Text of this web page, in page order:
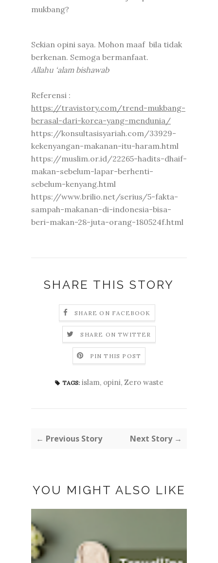
mukbang?
Sekian opini saya. Mohon maaf bila tidak
berkenan. Semoga bermanfaat.
Allahu ‘alam bishawab
Referensi :
https://travistory.com/trend-mukbang-
berasal-dari-korea-yang-mendunia/
https://konsultasisyariah.com/33929-
kekenyangan-makanan-itu-haram.html
https://muslim.or.id/22265-hadits-dhaif-
makan-sebelum-lapar-berhenti-
sebelum-kenyang.html
https://www.brilio.net/serius/5-fakta-
sampah-makanan-di-indonesia-bisa-
beri-makan-28-juta-orang-180524f.html
SHARE THIS STORY
SHARE ON FACEBOOK
SHARE ON TWITTER
PIN THIS POST
TAGS: islam, opini, Zero waste
← Previous Story Next Story →
YOU MIGHT ALSO LIKE